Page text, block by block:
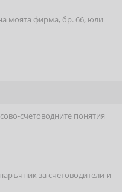
моята фирма, бр. 66, юли
счетоводните понятия
за счетоводители и